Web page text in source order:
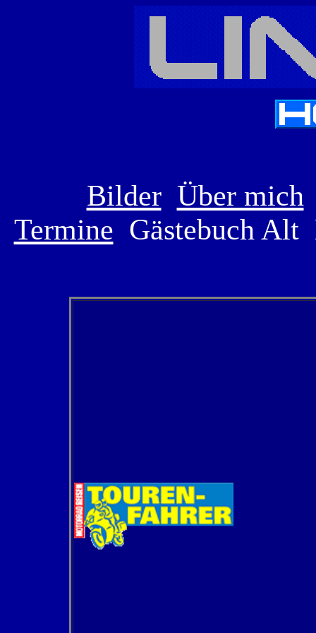
Bilder Über mich
Termine Gästebuch Alt